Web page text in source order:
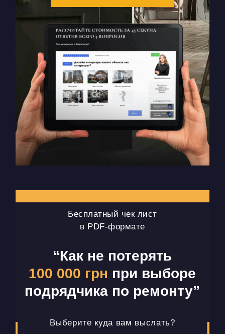
Бесплатный чек лист
в PDF-формате
“Как не потерять
100 000 грн при выборе
подрядчика по ремонту”
Выберите куда вам выслать?